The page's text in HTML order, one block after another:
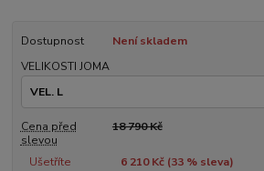
Dostupnost
Není skladem
VELIKOSTI JOMA
Cena před
slevou
18 790 Kč
Ušetříte 6 210 Kč (33% sleva)